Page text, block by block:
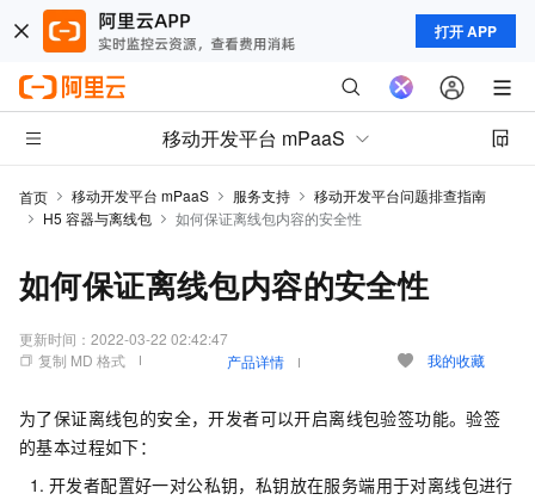
打开 APP
移动开发平台 mPaaS
首页 移动开发平台 mPaaS 服务支持
移动开发平台问题排查指南
H5 容器与离线包
如何保证离线包内容的安全性
如何保证离线包内容的安全性
更新时间： 2022-03-22 02:42:47
复制 MD 格式
产品详情 我的收藏
为了保证离线包的安全，开发者可以开启离线包验签功能。验签
的基本过程如下：
开发者配置好一对公私钥，私钥放在服务端用于对离线包进行